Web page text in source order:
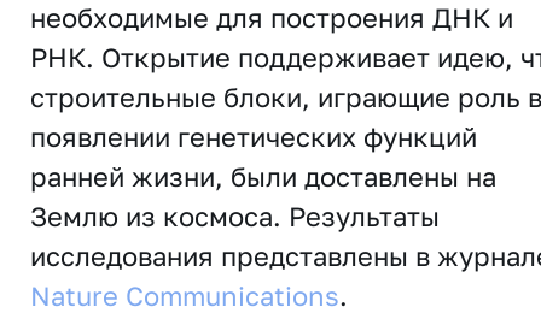
необходимые для построения ДНК и
РНК. Открытие поддерживает идею,
строительные блоки, играющие роль в
появлении генетических функций
ранней жизни, были доставлены на
Землю из космоса. Результаты
исследования представлены в
Nature Communications.